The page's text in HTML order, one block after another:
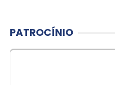
PATROCÍNIO